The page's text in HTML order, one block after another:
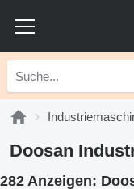
Doosan
282 Anzeigen: